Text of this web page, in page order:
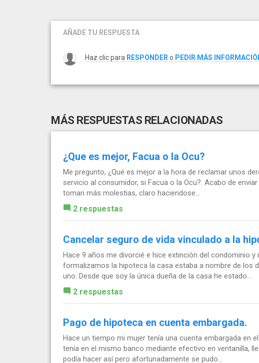
AÑADE TU RESPUESTA
Haz clic para RESPONDERo PEDIR MÁS
MÁS RESPUESTAS RELACIONADAS
¿Que es mejor, Facua o la Ocu?
Me pregunto, ¿Qué es mejor a la hora de reclamar unos
servicio al consumidor, si Facua o la Ocu?. Acabo de
toman más molestias, claro haciendose...
2 respuestas
Cancelar seguro de vida vinculado a la
Hace 9 años me divorcié e hice extinción del condominio y
formalizamos la hipoteca la casa estaba a nombre de los
uno. Desde que soy la única dueña de la casa he estado...
2 respuestas
Pago de hipoteca en cuenta embargada.
Hace un tiempo mi mujer tenía una cuenta embargada en
tenía en el mismo banco mediante efectivo en ventanilla,
podía hacer así pero afortunadamente se pudo...